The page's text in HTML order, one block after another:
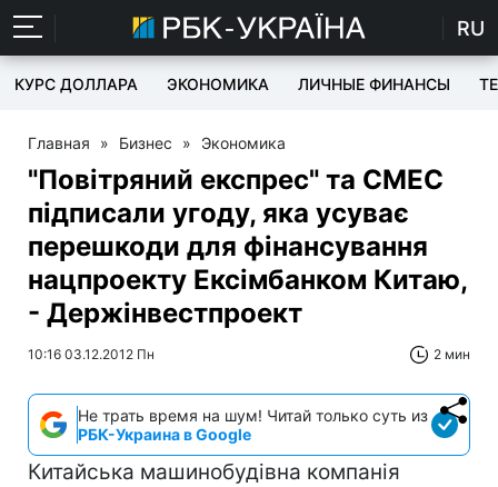
RU
КУРС ДОЛЛАРА ЭКОНОМИКА ЛИЧНЫЕ ФИНАНСЫ
Главная » Бизнес » Экономика
"Повітряний експрес" та CMEC
підписали угоду, яка усуває
перешкоди для фінансування
нацпроекту Ексімбанком Китаю,
- Держінвестпроект
10:16 03.12.2012 Пн 2 мин
Не трать время на шум! Читай только суть из
РБК-Украина в Google
Китайська машинобудівна компанія